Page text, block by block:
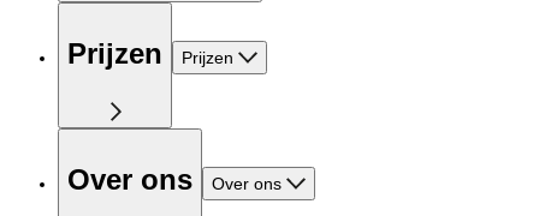
Prijzen Prijzen
Over ons Over ons